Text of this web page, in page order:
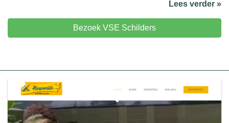
Lees verder »
Bezoek VSE Schilders